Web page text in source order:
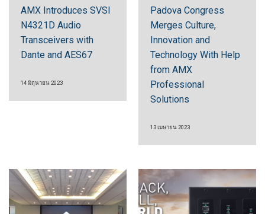
AMX Introduces SVSI
N4321D Audio
Transceivers with
Dante and AES67
14 มิถุนายน 2023
Padova Congress
Merges Culture,
Innovation and
Technology With Help
from AMX
Professional
Solutions
13 เมษายน 2023